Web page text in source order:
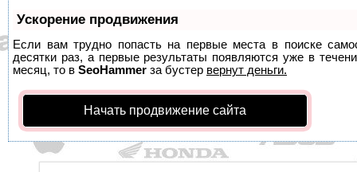
Ускорение продвижения
Если вам трудно попасть на первые места в поиске
десятки раз, а первые результаты появляются уже в
месяц, то в SeoHammer за бустер вернут деньги.
Начать продвижение сайта